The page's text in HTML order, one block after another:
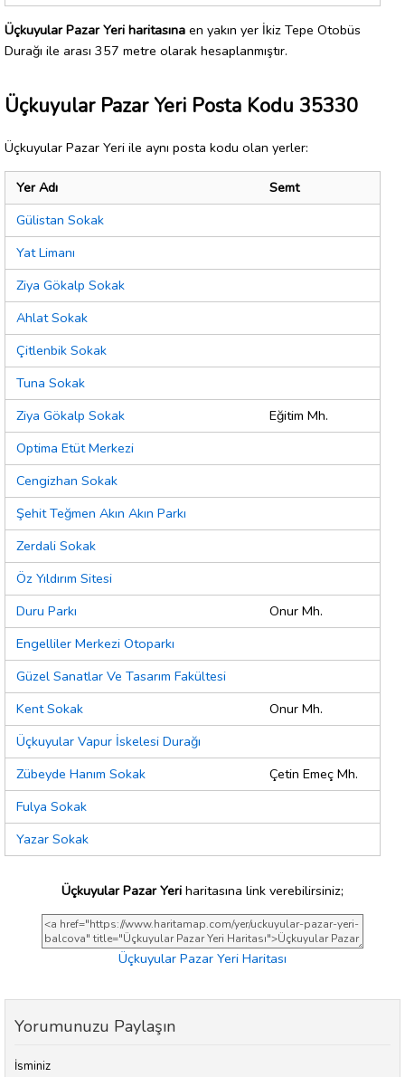
Üçkuyular Pazar Yeri haritasına en yakın yer İkiz Tepe Otobüs
Durağı ile arası 357 metre olarak hesaplanmıştır.
Üçkuyular Pazar Yeri Posta Kodu 35330
Üçkuyular Pazar Yeri ile aynı posta kodu olan yerler:
Yer Adı
Semt
Gülistan Sokak
Yat Limanı
Ziya Gökalp Sokak
Ahlat Sokak
Çitlenbik Sokak
Tuna Sokak
Ziya Gökalp Sokak
Eğitim Mh.
Optima Etüt Merkezi
Cengizhan Sokak
Şehit Teğmen Akın Akın Parkı
Zerdali Sokak
Öz Yıldırım Sitesi
Duru Parkı
Onur Mh.
Engelliler Merkezi Otoparkı
Güzel Sanatlar Ve Tasarım Fakültesi
Kent Sokak
Onur Mh.
Üçkuyular Vapur İskelesi Durağı
Zübeyde Hanım Sokak
Çetin Emeç Mh.
Fulya Sokak
Yazar Sokak
Üçkuyular Pazar Yeri haritasına link verebilirsiniz;
Üçkuyular Pazar Yeri Haritası
Yorumunuzu Paylaşın
İsminiz